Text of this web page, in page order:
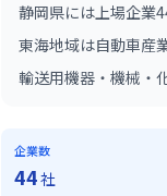
静岡県には上場企業
東海地域は自動車産
輸送用機器・機械・
企業数
44社